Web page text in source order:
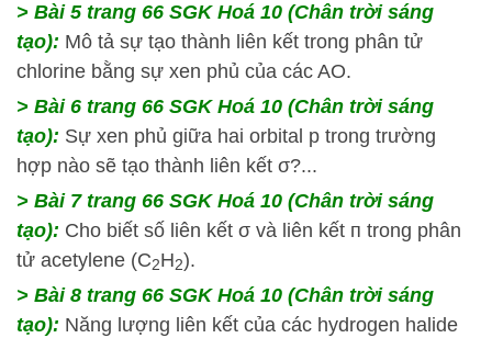
> Bài 5 trang 66 SGK Hoá 10 (Chân trời sáng
tạo): Mô tả sự tạo thành liên kết trong phân tử
chlorine bằng sự xen phủ của các AO.
> Bài 6 trang 66 SGK Hoá 10 (Chân trời sáng
tạo): Sự xen phủ giữa hai orbital p trong trường
hợp nào sẽ tạo thành liên kết σ?...
> Bài 7 trang 66 SGK Hoá 10 (Chân trời sáng
tạo): Cho biết số liên kết σ và liên kết п trong phân
tử acetylene (C2H2).
> Bài 8 trang 66 SGK Hoá 10 (Chân trời sáng
tạo): Năng lượng liên kết của các hydrogen halide